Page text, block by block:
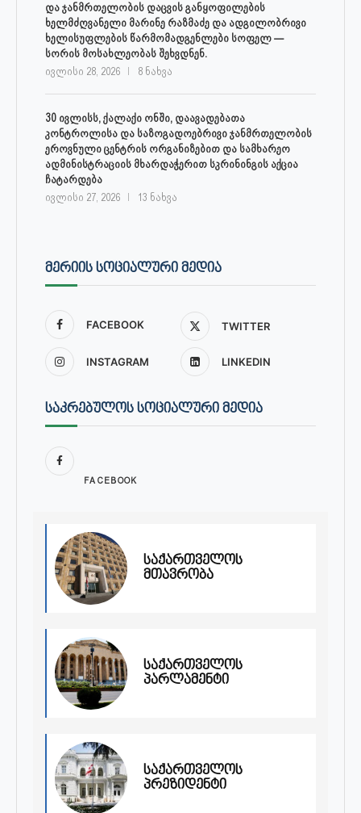
და ჯანმრთელობის დაცვის განყოფილების
ხელმძღვანელი მარინე რაზმაძე და ადგილობრივი
ხელისუფლების წარმომადგენლები სოფელ —
სორის მოსახლეობას შეხვდნენ.
ივლისი 28, 2026 8 ნახვა
30 ივლისს, ქალაქი ონში, დაავადებათა
კონტროლისა და საზოგადოებრივი ჯანმრთელობის
ეროვნული ცენტრის ორგანიზებით და სამხარეო
ადმინისტრაციის მხარდაჭერით სკრინინგის აქცია
ჩატარდება
ივლისი 27, 2026 13 ნახვა
ᲛᲔᲠᲘᲘᲡ ᲡᲝᲪᲘᲐᲚᲣᲠᲘ ᲛᲔᲓᲘᲐ
FACEBOOK TWITTER
INSTAGRAM LINKEDIN
ᲡᲐᲙᲠᲔᲑᲣᲚᲝᲡ ᲡᲝᲪᲘᲐᲚᲣᲠᲘ ᲛᲔᲓᲘᲐ
FACEBOOK
საქართველოს
მთავრობა
საქართველოს
პარლამენტი
საქართველოს
პრეზიდენტი